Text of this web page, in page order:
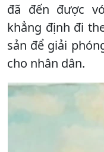
đã đến được
khẳng định đi
sản để giải
cho nhân dân.